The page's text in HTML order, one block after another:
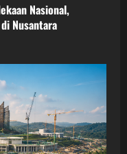
Nasional,
Nusantara